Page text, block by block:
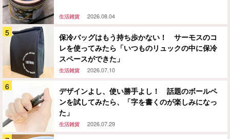
生活雑貨 2026.08.04
保冷バッグはもう持ち歩かない！ サーモスのコ
レを使ってみたら「いつものリュックの中に保冷
スペースができた」
生活雑貨 2026.07.10
デザインよし、使い勝手よし！ 話題のボールペ
ンを試してみたら、「字を書くのが楽しみになっ
た」
生活雑貨 2026.07.29